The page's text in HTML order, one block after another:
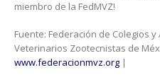
miembro de la FedMVZ!
Fuente: Federación de Colegios
Veterinarios Zootecnistas de
www.federacionmvz.org |